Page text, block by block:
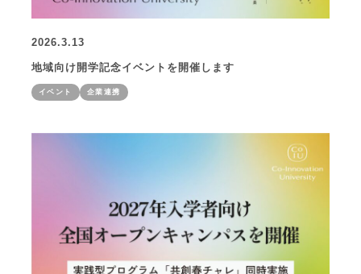
2026.3.13
地域向け開学記念イベントを開催します
イベント 企業連携